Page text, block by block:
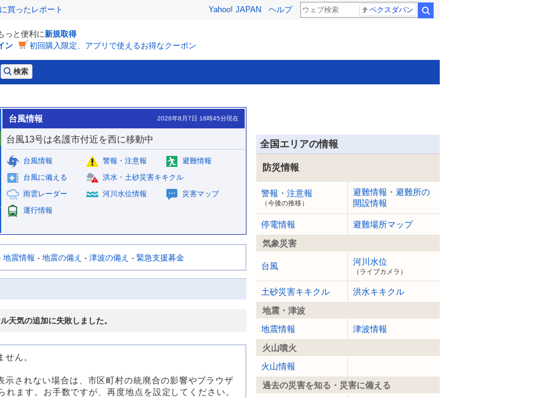
買ったレポート Yahoo! JAPAN ヘルプ ペクスダバン
っと便利に新規取得
ン
初回購入限定、アプリで使えるお得なクーポン
台風情報 2026年8月7日 16時45分現在
台風13号は名護市付近を西に移動中
台風情報 警報・注意報
避難情報
台風に備える
洪水・土砂災害キキクル
雨雲レーダー
河川水位情報
災害マップ
運行情報
地震情報 - 地震の備え - 津波の備え - 緊急支援募金
天気の追加に失敗しました。
ん。
示されない場合は、市区町村の統廃合の影響やブラウザ
ます。お手数ですが、再度地点を設定してください。
全国エリアの情報
防災情報
警報・注意報
（今後の推移）
避難情報・避難所の
開設情報
停電情報
避難場所マップ
気象災害
台風 河川水位
（ライブカメラ）
土砂災害キキクル
洪水キキクル
地震・津波
地震情報
津波情報
火山噴火
火山情報
過去の災害を知る・災害に備える